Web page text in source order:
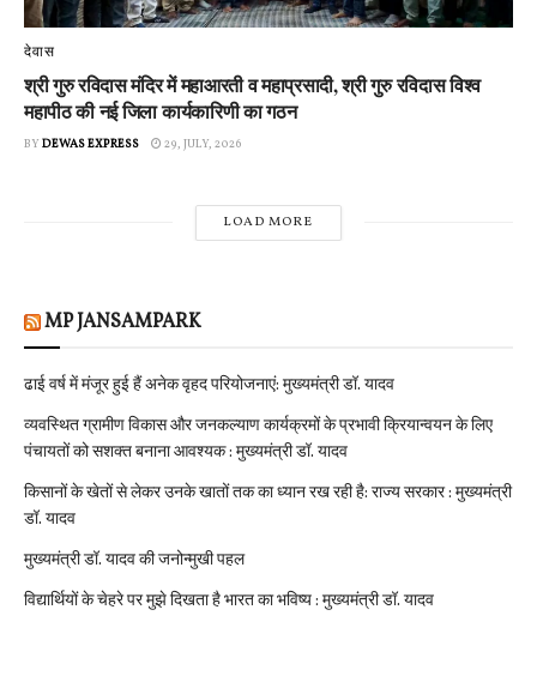
देवास
श्री गुरु रविदास मंदिर में महाआरती व महाप्रसादी, श्री गुरु रविदास विश्व
महापीठ की नई जिला कार्यकारिणी का गठन
BY DEWAS EXPRESS 29, JULY, 2026
LOAD MORE
MP JANSAMPARK
ढाई वर्ष में मंजूर हुई हैं अनेक वृहद परियोजनाएं: मुख्यमंत्री डॉ. यादव
व्यवस्थित ग्रामीण विकास और जनकल्याण कार्यक्रमों के प्रभावी क्रियान्वयन के लिए
पंचायतों को सशक्त बनाना आवश्यक : मुख्यमंत्री डॉ. यादव
किसानों के खेतों से लेकर उनके खातों तक का ध्यान रख रही है: राज्य सरकार : मुख्यमंत्री
डॉ. यादव
मुख्यमंत्री डॉ. यादव की जनोन्मुखी पहल
विद्यार्थियों के चेहरे पर मुझे दिखता है भारत का भविष्य : मुख्यमंत्री डॉ. यादव